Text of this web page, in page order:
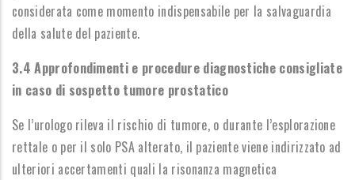
considerata come momento indispensabile per la salvaguardia
della salute del paziente.
3.4 Approfondimenti e procedure diagnostiche consigliate
in caso di sospetto tumore prostatico
Se l’urologo rileva il rischio di tumore, o durante l’esplorazione
rettale o per il solo PSA alterato, il paziente viene indirizzato ad
ulteriori accertamenti quali la risonanza magnetica